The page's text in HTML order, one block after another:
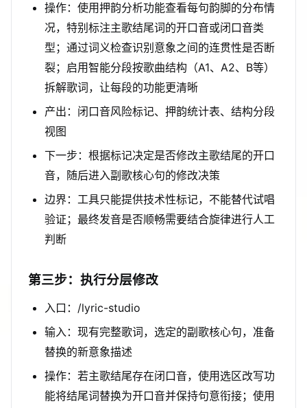
操作：使用押韵分析功能查看每句韵脚的分布情
况，特别标注主歌结尾词的开口音或闭口音类
型；通过词义检查识别意象之间的连贯性是否断
裂；启用智能分段按歌曲结构（A1、A2、B等）
拆解歌词，让每段的功能更清晰
产出：闭口音风险标记、押韵统计表、结构分段
视图
下一步：根据标记决定是否修改主歌结尾的开口
音，随后进入副歌核心句的修改决策
边界：工具只能提供技术性标记，不能替代试唱
验证；最终发音是否顺畅需要结合旋律进行人工
判断
第三步：执行分层修改
入口：/lyric-studio
输入：现有完整歌词，选定的副歌核心句，准备
替换的新意象描述
操作：若主歌结尾存在闭口音，使用选区改写功
能将结尾词替换为开口音并保持句意衔接；使用